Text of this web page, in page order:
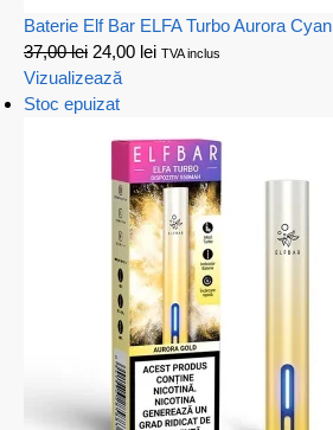
Baterie Elf Bar ELFA Turbo Aurora Cyan
37,00lei 24,00 lei TVA inclus
Vizualizează
Stoc epuizat